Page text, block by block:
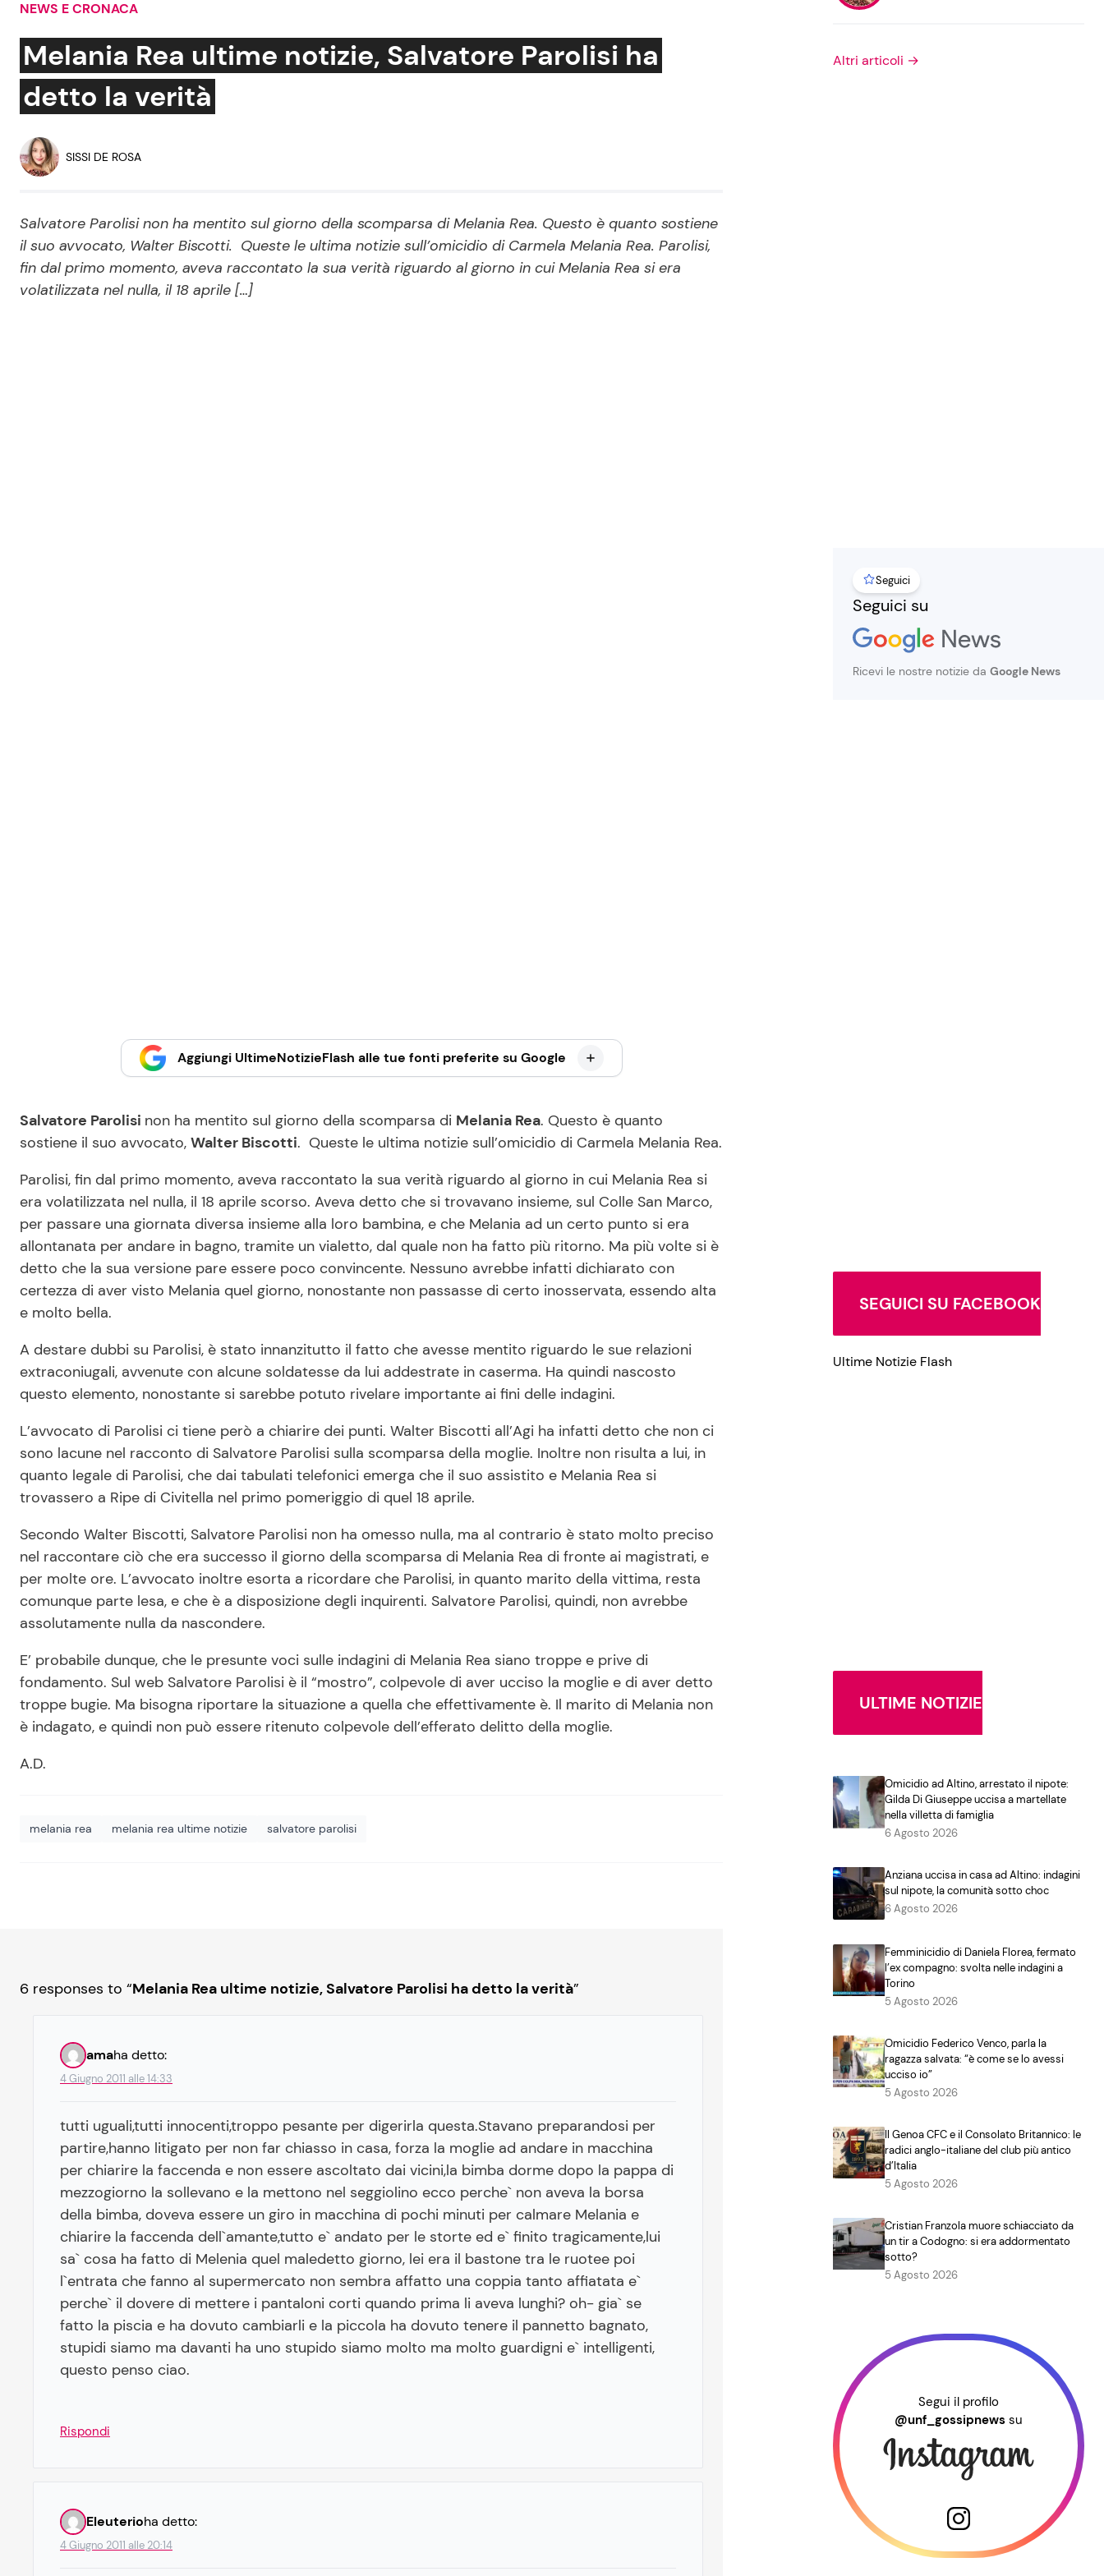
Social News
News dal mondo
Mondo Mamma
News benessere
Salute
Primi Piatti
Ricette Facili e Veloci
Privacy Policy
NEWS E CRONACA
Melania Rea ultime notizie, Salvatore Parolisi ha
detto la verità
SISSI DE ROSA
Salvatore Parolisi non ha mentito sul giorno della scomparsa di Melania Rea. Questo è quanto sostiene
il suo avvocato, Walter Biscotti. Queste le ultima notizie sull’omicidio di Carmela Melania Rea. Parolisi,
fin dal primo momento, aveva raccontato la sua verità riguardo al giorno in cui Melania Rea si era
volatilizzata nel nulla, il 18 aprile […]
Aggiungi UltimeNotizieFlash alle tue fonti preferite su Google
Salvatore Parolisi non ha mentito sul giorno della scomparsa di Melania Rea. Questo è quanto
sostiene il suo avvocato, Walter Biscotti. Queste le ultima notizie sull’omicidio di Carmela Melania Rea.
Parolisi, fin dal primo momento, aveva raccontato la sua verità riguardo al giorno in cui Melania Rea si
era volatilizzata nel nulla, il 18 aprile scorso. Aveva detto che si trovavano insieme, sul Colle San Marco,
per passare una giornata diversa insieme alla loro bambina, e che Melania ad un certo punto si era
allontanata per andare in bagno, tramite un vialetto, dal quale non ha fatto più ritorno. Ma più volte si è
detto che la sua versione pare essere poco convincente. Nessuno avrebbe infatti dichiarato con
certezza di aver visto Melania quel giorno, nonostante non passasse di certo inosservata, essendo alta
e molto bella.
A destare dubbi su Parolisi, è stato innanzitutto il fatto che avesse mentito riguardo le sue relazioni
extraconiugali, avvenute con alcune soldatesse da lui addestrate in caserma. Ha quindi nascosto
questo elemento, nonostante si sarebbe potuto rivelare importante ai fini delle indagini.
L’avvocato di Parolisi ci tiene però a chiarire dei punti. Walter Biscotti all’Agi ha infatti detto che non ci
sono lacune nel racconto di Salvatore Parolisi sulla scomparsa della moglie. Inoltre non risulta a lui, in
quanto legale di Parolisi, che dai tabulati telefonici emerga che il suo assistito e Melania Rea si
trovassero a Ripe di Civitella nel primo pomeriggio di quel 18 aprile.
Secondo Walter Biscotti, Salvatore Parolisi non ha omesso nulla, ma al contrario è stato molto preciso
nel raccontare ciò che era successo il giorno della scomparsa di Melania Rea di fronte ai magistrati, e
per molte ore. L’avvocato inoltre esorta a ricordare che Parolisi, in quanto marito della vittima, resta
comunque parte lesa, e che è a disposizione degli inquirenti. Salvatore Parolisi, quindi, non avrebbe
assolutamente nulla da nascondere.
E’ probabile dunque, che le presunte voci sulle indagini di Melania Rea siano troppe e prive di
fondamento. Sul web Salvatore Parolisi è il “mostro”, colpevole di aver ucciso la moglie e di aver detto
troppe bugie. Ma bisogna riportare la situazione a quella che effettivamente è. Il marito di Melania non
è indagato, e quindi non può essere ritenuto colpevole dell’efferato delitto della moglie.
A.D.
melania rea melania rea ultime notizie salvatore parolisi
6 responses to “Melania Rea ultime notizie, Salvatore Parolisi ha detto la verità”
amaha detto:
4 Giugno 2011 alle 14:33
tutti uguali,tutti innocenti,troppo pesante per digerirla questa.Stavano preparandosi per
partire,hanno litigato per non far chiasso in casa, forza la moglie ad andare in macchina
per chiarire la faccenda e non essere ascoltato dai vicini,la bimba dorme dopo la pappa di
mezzogiorno la sollevano e la mettono nel seggiolino ecco perche` non aveva la borsa
della bimba, doveva essere un giro in macchina di pochi minuti per calmare Melania e
chiarire la faccenda dell`amante,tutto e` andato per le storte ed e` finito tragicamente,lui
sa` cosa ha fatto di Melenia quel maledetto giorno, lei era il bastone tra le ruotee poi
l`entrata che fanno al supermercato non sembra affatto una coppia tanto affiatata e`
perche` il dovere di mettere i pantaloni corti quando prima li aveva lunghi? oh- gia` se
fatto la piscia e ha dovuto cambiarli e la piccola ha dovuto tenere il pannetto bagnato,
stupidi siamo ma davanti ha uno stupido siamo molto ma molto guardigni e` intelligenti,
questo penso ciao.
Rispondi
Eleuterioha detto:
4 Giugno 2011 alle 20:14
Altri articoli →
Seguici
Seguici su
Ricevi le nostre notizie da Google News
SEGUICI SU FACEBOOK
Ultime Notizie Flash
ULTIME NOTIZIE
Omicidio ad Altino, arrestato il nipote:
Gilda Di Giuseppe uccisa a martellate
nella villetta di famiglia
6 Agosto 2026
Anziana uccisa in casa ad Altino: indagini
sul nipote, la comunità sotto choc
6 Agosto 2026
Femminicidio di Daniela Florea, fermato
l’ex compagno: svolta nelle indagini a
Torino
5 Agosto 2026
Omicidio Federico Venco, parla la
ragazza salvata: “è come se lo avessi
ucciso io”
5 Agosto 2026
Il Genoa CFC e il Consolato Britannico: le
radici anglo-italiane del club più antico
d’Italia
5 Agosto 2026
Cristian Franzola muore schiacciato da
un tir a Codogno: si era addormentato
sotto?
5 Agosto 2026
Segui il profilo
@unf_gossipnews su